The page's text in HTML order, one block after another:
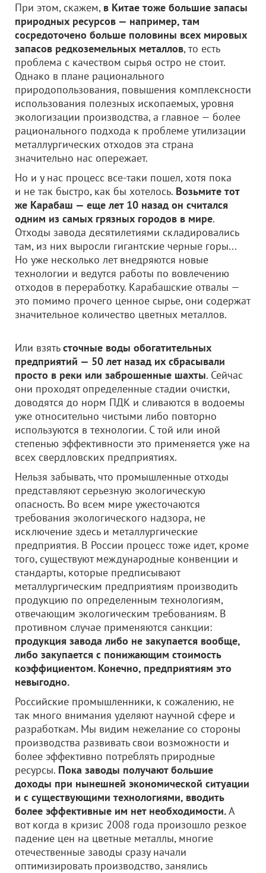
При этом, скажем, в Китае тоже большие запасы
природных ресурсов — например, там
сосредоточено больше половины всех мировых
запасов редкоземельных металлов, то есть
проблема с качеством сырья остро не стоит.
Однако в плане рационального
природопользования, повышения комплексности
использования полезных ископаемых, уровня
экологизации производства, а главное — более
рационального подхода к проблеме утилизации
металлургических отходов эта страна
значительно нас опережает.
Но и у нас процесс все-таки пошел, хотя пока
и не так быстро, как бы хотелось. Возьмите тот
же Карабаш — еще лет 10 назад он считался
одним из самых грязных городов в мире.
Отходы завода десятилетиями складировались
там, из них выросли гигантские черные горы...
Но уже несколько лет внедряются новые
технологии и ведутся работы по вовлечению
отходов в переработку. Карабашские отвалы —
это помимо прочего ценное сырье, они содержат
значительное количество цветных металлов.
Или взятьсточные воды обогатительных
предприятий — 50 лет назад их сбрасывали
просто в реки или заброшенные шахты. Сейчас
они проходят определенные стадии очистки,
доводятся до норм ПДК и сливаются в водоемы
уже относительно чистыми либо повторно
используются в технологии. С той или иной
степенью эффективности это применяется уже на
всех свердловских предприятиях.
Нельзя забывать, что промышленные отходы
представляют серьезную экологическую
опасность. Во всем мире ужесточаются
требования экологического надзора, не
исключение здесь и металлургические
предприятия. В России процесс тоже идет, кроме
того, существуют международные конвенции и
стандарты, которые предписывают
металлургическим предприятиям производить
продукцию по определенным технологиям,
отвечающим экологическим требованиям. В
противном случае применяются санкции:
продукция завода либо не закупается вообще,
либо закупается с понижающим стоимость
коэффициентом. Конечно, предприятиям это
невыгодно.
Российские промышленники, к сожалению, не
так много внимания уделяют научной сфере и
разработкам. Мы видим нежелание со стороны
производства развивать свои возможности и
более эффективно потреблять природные
ресурсы. Пока заводы получают большие
доходы при нынешней экономической ситуации
и с существующими технологиями, вводить
более эффективные им нет необходимости.А
вот когда в кризис 2008 года произошло резкое
падение цен на цветные металлы, многие
отечественные заводы сразу начали
оптимизировать производство, занялись